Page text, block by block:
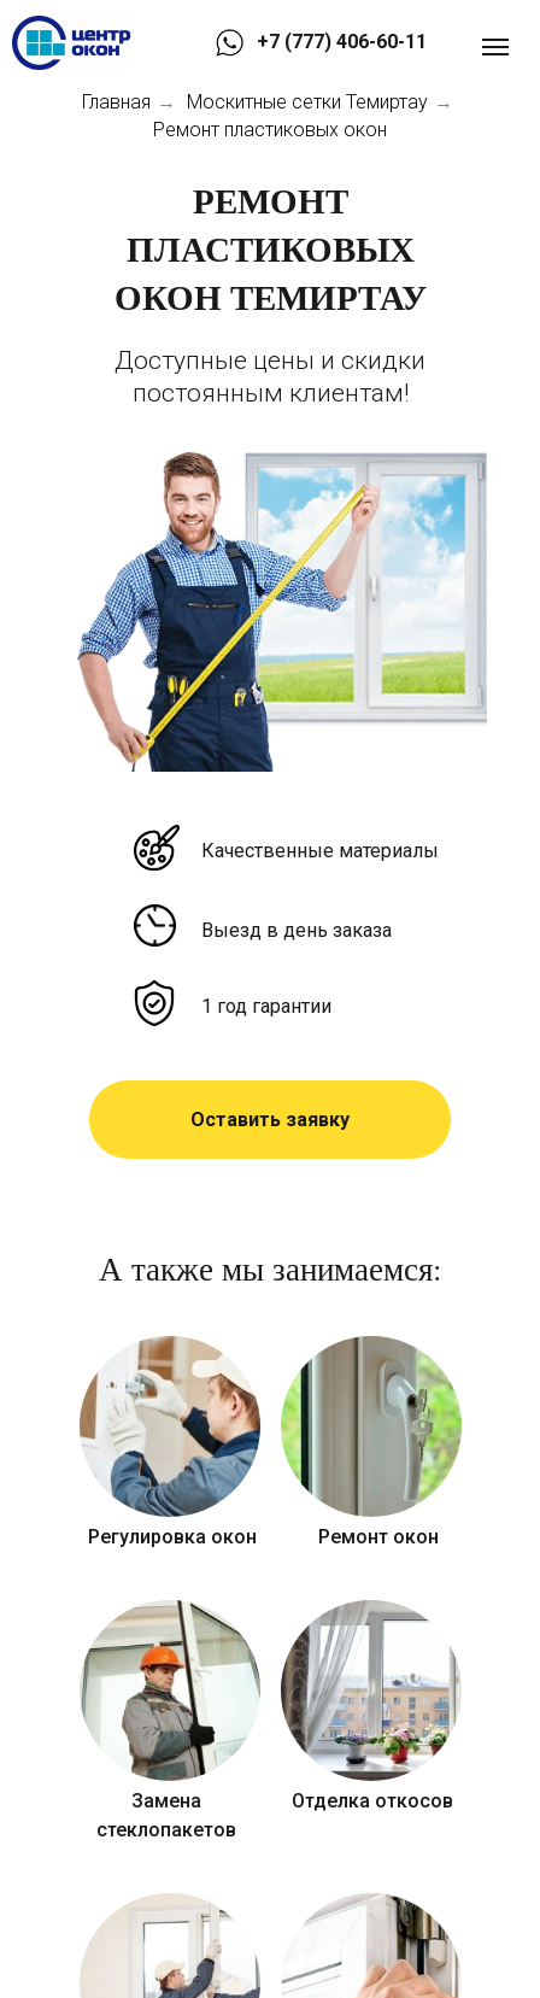
+7 (777) 406-60-11
Главная → Москитные сетки Темиртау →
Ремонт пластиковых окон
РЕМОНТ
ПЛАСТИКОВЫХ
ОКОН ТЕМИРТАУ
Выезд в день заказа
Качественные материалы
1 год гарантии
Оставить заявку
Доступные цены и скидки
постоянным клиентам!
А также мы занимаемся:
Регулировка окон Ремонт окон
Замена
стеклопакетов
Отделка откосов